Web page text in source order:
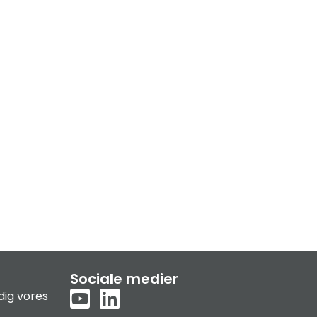
vores
Sociale medier